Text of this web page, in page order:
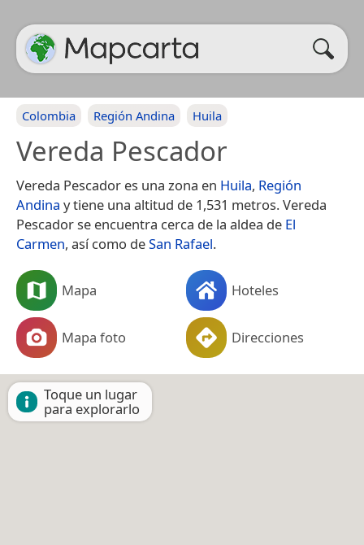
Colombia Región Andina Huila
Vereda Pescador
Vereda Pescador es una zona en Huila, Región
Andina y tiene una altitud de 1,531 metros. Vereda
Pescador se encuentra cerca de la aldea de El
Carmen, así como deSan Rafael.
Mapa Hoteles
Mapa foto Direcciones
Toque un lugar
para explorarlo